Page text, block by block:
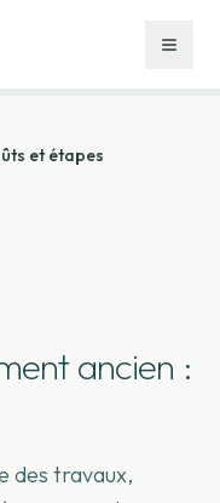
et étapes
ancien :
des travaux,